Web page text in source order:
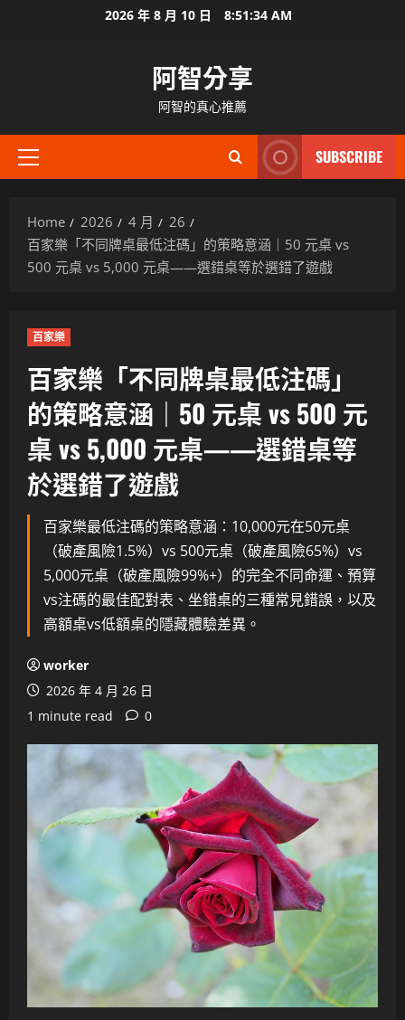
2026 年 8 月 10 日 8:51:35 AM
阿智分享
阿智的真心推薦
Primary
SUBSCRIBE
Home 2026 4 月
26
百家樂「不同牌桌最低注碼」的策略意涵｜50 元桌 vs
500 元桌 vs 5,000 元桌——選錯桌等於選錯了遊戲
百家樂
百家樂「不同牌桌最低注碼」
的策略意涵｜50 元桌 vs 500 元
桌 vs 5,000 元桌——選錯桌等
於選錯了遊戲
百家樂最低注碼的策略意涵：10,000元在50元桌
（破產風險1.5%）vs 500元桌（破產風險65%）vs
5,000元桌（破產風險99%+）的完全不同命運、預算
vs注碼的最佳配對表、坐錯桌的三種常見錯誤，以及
高額桌vs低額桌的隱藏體驗差異。
worker
2026 年 4 月 26 日
1 minute read
0